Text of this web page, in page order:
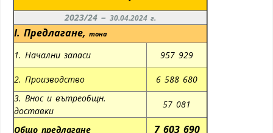
2023/24 – 30.04.2024 г.
I. Предлагане, тона
1. Начални запаси 957 929
2. Производство
6 588 680
3. Внос и вътреобщн.
доставки
57 081
Общо предлагане
7 603 690